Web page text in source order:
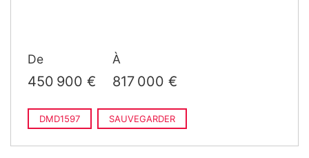
De
450 900 €
À
817 000 €
DMD1597 SAUVEGARDER